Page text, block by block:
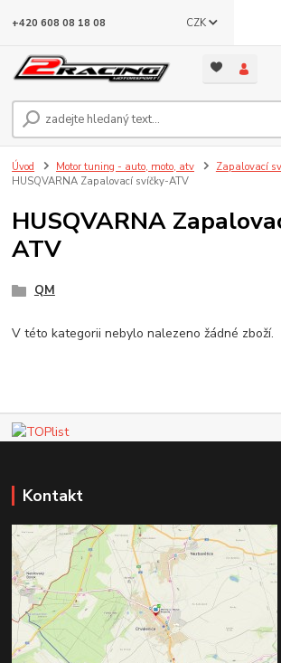
CZK
+420 608 08 18 08
Úvod Motor tuning - auto, moto, atv
Zapalovací
HUSQVARNA Zapalovací svíčky-ATV
HUSQVARNA
ATV
QM
V této kategorii nebylo nalezeno žádné zboží.
Kontakt